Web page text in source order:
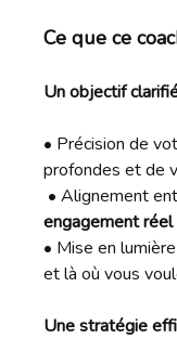
Ce que ce
Un objectif
• Précision de
profondes et de
• Alignement
engagement réel
• Mise en
et là où vous
Une stratégie